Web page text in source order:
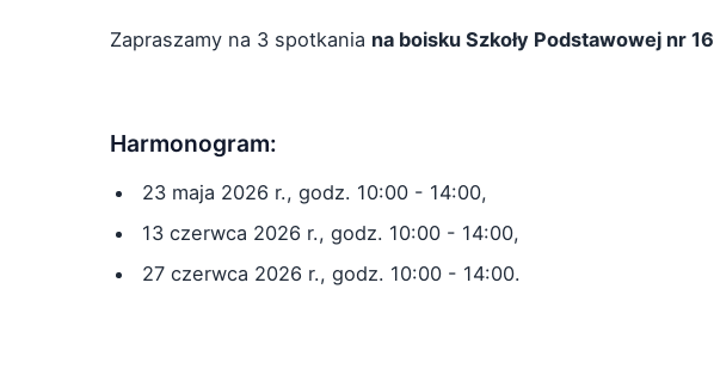
Zapraszamy na 3 spotkania na boisku Szkoły Podstawowej nr 16
Harmonogram:
23 maja 2026 r., godz. 10:00 - 14:00,
13 czerwca 2026 r., godz. 10:00 - 14:00,
27 czerwca 2026 r., godz. 10:00 - 14:00.